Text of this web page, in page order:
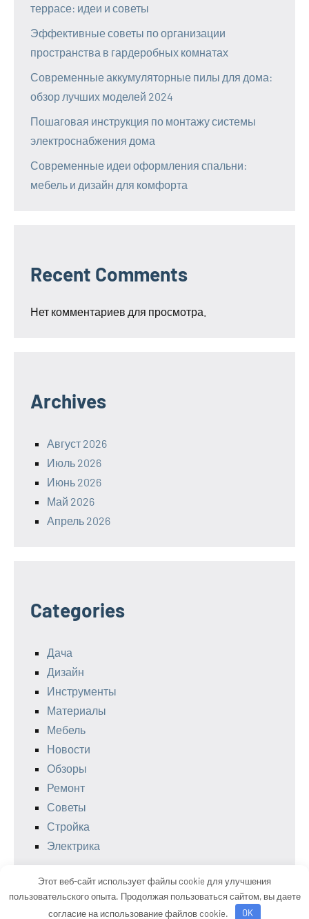
террасе: идеи и советы
Эффективные советы по организации
пространства в гардеробных комнатах
Современные аккумуляторные пилы для дома:
обзор лучших моделей 2024
Пошаговая инструкция по монтажу системы
электроснабжения дома
Современные идеи оформления спальни:
мебель и дизайн для комфорта
Recent Comments
Нет комментариев для просмотра.
Archives
Август 2026
Июль 2026
Июнь 2026
Май 2026
Апрель 2026
Categories
Дача
Дизайн
Инструменты
Материалы
Мебель
Новости
Обзоры
Ремонт
Советы
Стройка
Электрика
Тема WordPress: Occasio от ThemeZee.
Этот веб-сайт использует файлы cookie для улучшения
пользовательского опыта. Продолжая пользоваться сайтом, вы даете
согласие на использование файлов cookie.
OK